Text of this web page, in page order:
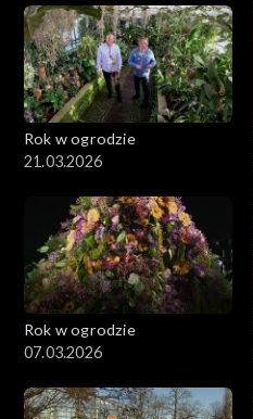
Rok w ogrodzie
21.03.2026
Rok w ogrodzie
07.03.2026